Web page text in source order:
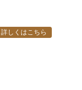
詳しくはこちら